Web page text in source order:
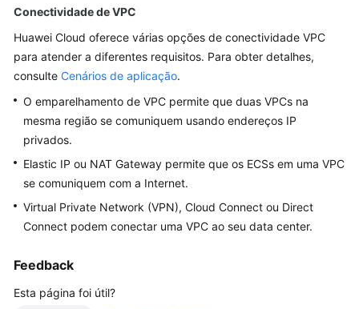
SDK
Reference
Glossary
More
Documents
Conectividade de VPC
Huawei Cloud oferece várias opções de conectividade VPC
para atender a diferentes requisitos. Para obter detalhes,
consulte Cenários de aplicação.
O emparelhamento de VPC permite que duas VPCs na
mesma região se comuniquem usando endereços IP
privados.
Elastic IP ou NAT Gateway permite que os ECSs em uma VPC
se comuniquem com a Internet.
Virtual Private Network (VPN), Cloud Connect ou Direct
Connect podem conectar uma VPC ao seu data center.
Feedback
Esta página foi útil?